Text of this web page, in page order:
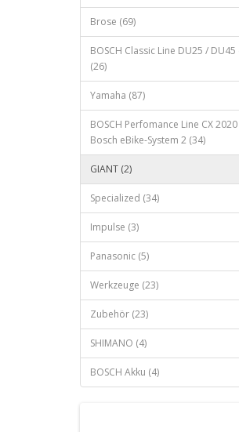
Brose (69)
BOSCH Classic Line DU25 / DU45
(26)
Yamaha (87)
BOSCH Perfomance Line CX
Bosch eBike-System 2 (34)
GIANT (2)
Specialized (34)
Impulse (3)
Panasonic (5)
Werkzeuge (23)
Zubehör (23)
SHIMANO (4)
BOSCH Akku (4)